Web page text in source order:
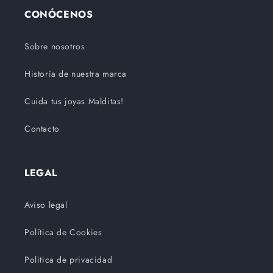
CONÓCENOS
Sobre nosotros
Historía de nuestra marca
Cuida tus joyas Malditas!
Contacto
LEGAL
Aviso legal
Política de Cookies
Politica de privacidad